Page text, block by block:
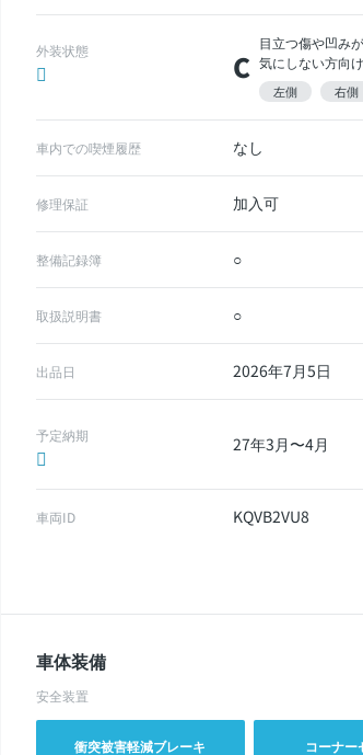
外装状態 C
目立つ傷や凹み
気にしない方向け
左側 右側
車内での喫煙履歴 なし
修理保証 加入可
整備記録簿 ○
取扱説明書 ○
出品日 2026年7月5日
予定納期 27年3月〜4月
車両ID KQVB2VU8
車体装備
安全装置
衝突被害軽減ブレーキ コーナー